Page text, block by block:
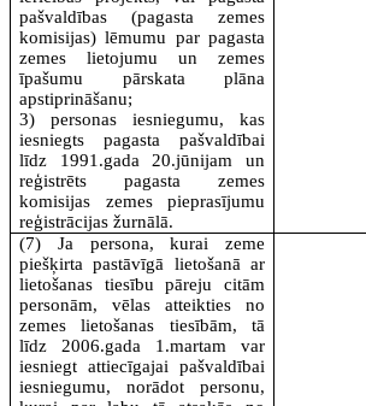
pašvaldības (pagasta zemes
komisijas) lēmumu par pagasta
zemes lietojumu un zemes
īpašumu pārskata plāna
apstiprināšanu;
3) personas iesniegumu, kas
iesniegts pagasta pašvaldībai
līdz 1991.gada 20.jūnijam un
reģistrēts pagasta zemes
komisijas zemes pieprasījumu
reģistrācijas žurnālā.
(7) Ja persona, kurai zeme
piešķirta pastāvīgā lietošanā ar
lietošanas tiesību pāreju citām
personām, vēlas atteikties no
zemes lietošanas tiesībām, tā
līdz 2006.gada 1.martam var
iesniegt attiecīgajai pašvaldībai
iesniegumu, norādot personu,